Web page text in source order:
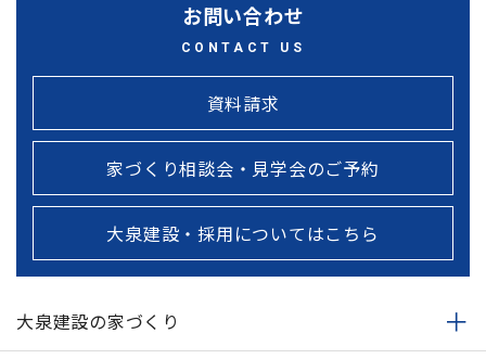
お問い合わせ
CONTACT US
資料請求
家づくり相談会・見学会のご予約
大泉建設・採用についてはこちら
大泉建設の家づくり